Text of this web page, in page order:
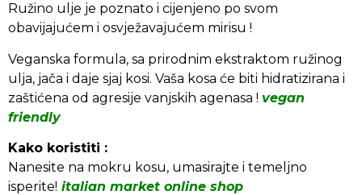
Ružino ulje je poznato i cijenjeno po svom
obavijajućem i osvježavajućem mirisu !
Veganska formula, sa prirodnim ekstraktom ružinog
ulja, jača i daje sjaj kosi. Vaša kosa će biti hidratizirana i
zaštićena od agresije vanjskih agenasa ! vegan
friendly
Kako koristiti :
Nanesite na mokru kosu, umasirajte i temeljno
isperite! italian market online shop